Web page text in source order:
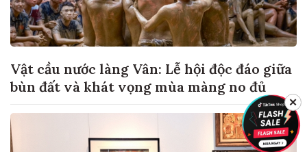
Vật cầu nước làng Vân: Lễ hội độc đáo giữa
bùn đất và khát vọng mùa màng no đủ
✕